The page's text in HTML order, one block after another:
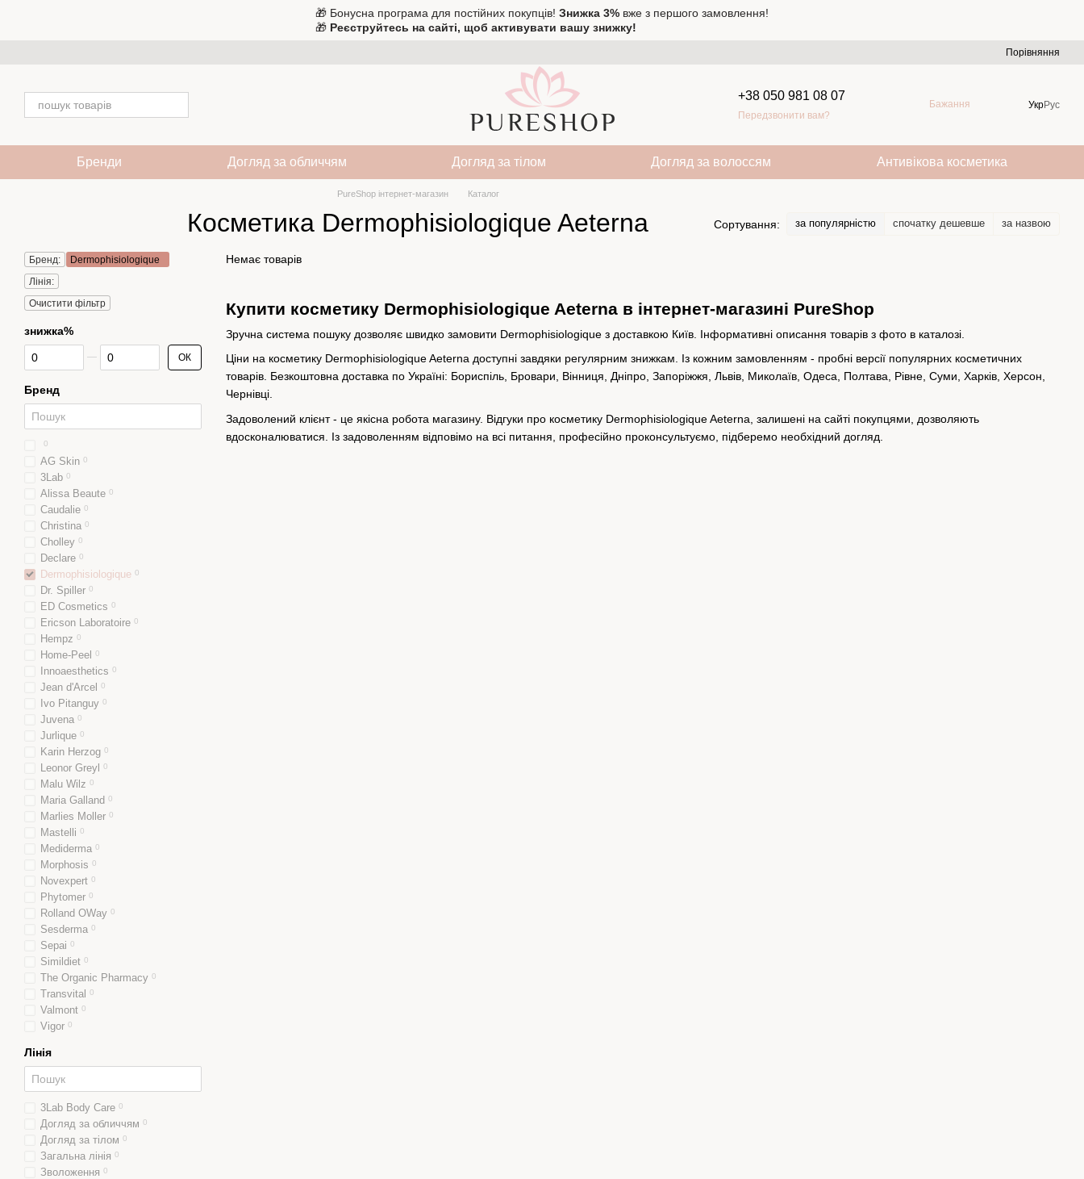
🎁 Бонусна програма для постійних покупців! Знижка 3% вже з першого замовлення!
🎁 Реєструйтесь на сайті, щоб активувати вашу знижку!
Порівняння
+38 050 981 08 07
Передзвонити вам?
Бажання УкрРус
Бренди Догляд за обличчям Догляд за тілом Догляд за волоссям Антивікова косметика
PureShop інтернет-магазин Каталог
Косметика Dermophisiologique Aeterna Сортування: за популярністю спочатку дешевше за назвою
Купити косметику Dermophisiologique Aeterna в інтернет-магазині PureShop
Зручна система пошуку дозволяє швидко замовити Dermophisiologique з доставкою Київ. Інформативні описання товарів з фото в каталозі.
Ціни на косметику Dermophisiologique Aeterna доступні завдяки регулярним знижкам. Із кожним замовленням - пробні версії популярних косметичних
товарів. Безкоштовна доставка по Україні: Бориспіль, Бровари, Вінниця, Дніпро, Запоріжжя, Львів, Миколаїв, Одеса, Полтава, Рівне, Суми, Харків, Херсон,
Чернівці.
Задоволений клієнт - це якісна робота магазину. Відгуки про косметику Dermophisiologique Aeterna, залишені на сайті покупцями, дозволяють
вдосконалюватися. Із задоволенням відповімо на всі питання, професійно проконсультуємо, підберемо необхідний догляд.
Немає товарів
Бренд:
Dermophisiologique
Лінія:
Очистити фільтр
знижка%
Від знижка%
До знижка% ОК
Бренд
0
AG Skin 0
3Lab 0
Alissa Beaute 0
Caudalie 0
Christina 0
Cholley 0
Declare 0
Dermophisiologique 0
Dr. Spiller 0
ED Cosmetics 0
Ericson Laboratoire 0
Hempz 0
Home-Peel 0
Innoaesthetics 0
Jean d'Arcel 0
Ivo Pitanguy 0
Juvena 0
Jurlique 0
Karin Herzog 0
Leonor Greyl 0
Malu Wilz 0
Maria Galland 0
Marlies Moller 0
Mastelli 0
Mediderma 0
Morphosis 0
Novexpert 0
Phytomer 0
Rolland OWay 0
Sesderma 0
Sepai 0
Simildiet 0
The Organic Pharmacy 0
Transvital 0
Valmont 0
Vigor 0
Лінія
3Lab Body Care 0
Догляд за обличчям 0
Догляд за тілом 0
Загальна лінія 0
Зволоження 0